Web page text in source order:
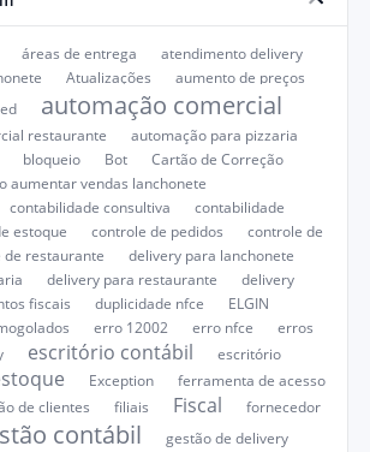
áreas de entrega
atendimento delivery
Atualizações
aumento de preços
automação comercial
restaurante
automação para pizzaria
bloqueio Bot
Cartão de Correção
aumentar vendas lanchonete
contabilidade consultiva
contabilidade
estoque controle de pedidos
controle de
de restaurante
delivery para lanchonete
delivery para restaurante
delivery
fiscais duplicidade nfce
ELGIN
erro 12002 erro nfce
erros
escritório contábil
escritório
Exception
ferramenta de acesso
de clientes filiais Fiscal
fornecedor
contábil
gestão de delivery